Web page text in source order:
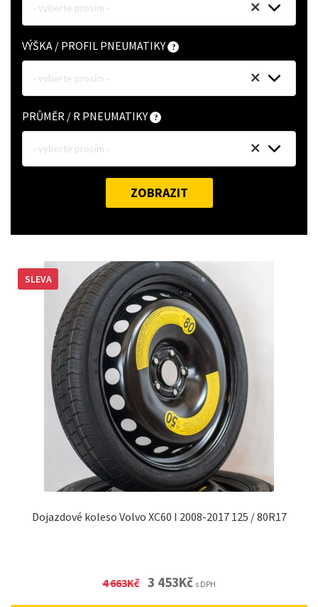
- vyberte prosím -
VÝŠKA / PROFIL PNEUMATIKY
- vyberte prosím -
PRŮMĚR / R PNEUMATIKY
- vyberte prosím -
ZOBRAZIT
Dojazdové koleso Volvo XC60 I 2008-2017 125 / 80R17
SLEVA
4 663Kč Original
3 453KčCurrent
s DPH